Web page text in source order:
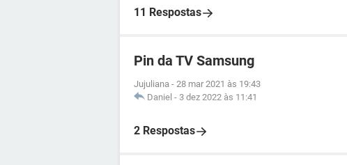
11 Respostas
Pin da TV Samsung
Jujuliana - 28 mar 2021 às 19:43
Daniel - 3 dez 2022 às 11:41
2 Respostas